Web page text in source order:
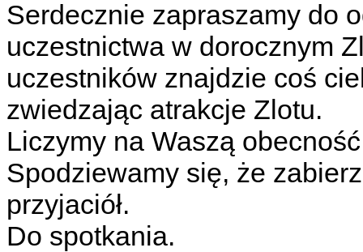
Serdecznie zapraszamy do
uczestnictwa w dorocznym
uczestników znajdzie coś
zwiedzając atrakcje Zlotu.
Liczymy na Waszą
Spodziewamy się, że
przyjaciół.
Do spotkania.